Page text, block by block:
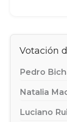
Votación
Pedro
Natalia
Luciano